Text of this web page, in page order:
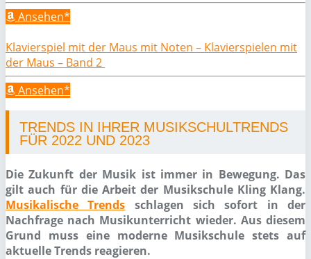
Ansehen*
Klavierspiel mit der Maus mit Noten – Klavierspielen mit
der Maus – Band 2
Ansehen*
TRENDS IN IHRER MUSIKSCHULTRENDS
FÜR 2022 UND 2023
Die Zukunft der Musik ist immer in Bewegung. Das
gilt auch für die Arbeit der Musikschule Kling Klang.
Musikalische Trends schlagen sich sofort in der
Nachfrage nach Musikunterricht wieder. Aus diesem
Grund muss eine moderne Musikschule stets auf
aktuelle Trends reagieren.